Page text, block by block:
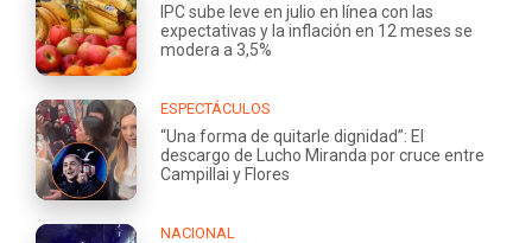
IPC sube leve en julio en línea con las
expectativas y la inflación en 12 meses se
modera a 3,5%
ESPECTÁCULOS
“Una forma de quitarle dignidad”: El
descargo de Lucho Miranda por cruce entre
Campillai y Flores
NACIONAL